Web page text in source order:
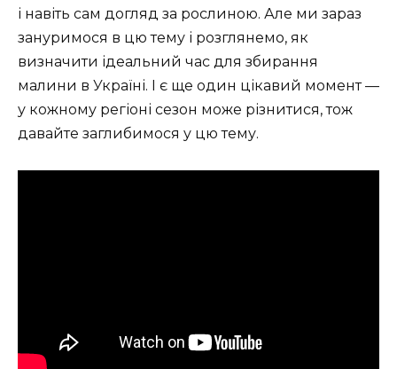
і навіть сам догляд за рослиною. Але ми зараз
зануримося в цю тему і розглянемо, як
визначити ідеальний час для збирання
малини в Україні. І є ще один цікавий момент —
у кожному регіоні сезон може різнитися, тож
давайте заглибимося у цю тему.